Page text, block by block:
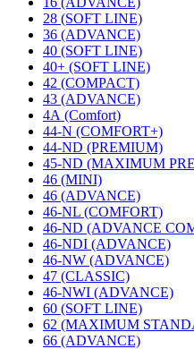
28 (SOFT LINE)
36 (ADVANCE)
40 (SOFT LINE)
40+ (SOFT LINE)
42 (COMPACT)
43 (ADVANCE)
4А (Comfort)
44-N (COMFORT+)
44-ND (PREMIUM)
45-ND (MAXIMUM
46 (MINI)
46 (ADVANCE)
46-NL (COMFORT)
46-ND (ADVANCE
46-NDI (ADVANCE)
46-NW (ADVANCE)
47 (CLASSIC)
46-NWI (ADVANCE)
60 (SOFT LINE)
62 (MAXIMUM
66 (ADVANCE)